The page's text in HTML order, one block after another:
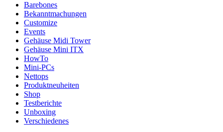
Barebones
Bekanntmachungen
Customize
Events
Gehäuse Midi Tower
Gehäuse Mini ITX
HowTo
Mini-PCs
Nettops
Produktneuheiten
Shop
Testberichte
Unboxing
Verschiedenes